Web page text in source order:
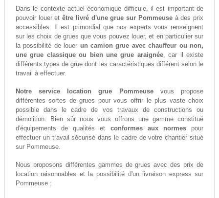
Dans le contexte actuel économique difficule, il est important de
pouvoir louer etêtre livré d'une grue sur Pommeuseà des prix
accessibles. Il est primordial que nos experts vous renseignent
sur les choix de grues que vous pouvez louer, et en particulier sur
la possibilité de louer un camion grue avec chauffeur ou non,
une grue classique ou bien une grue araignée, car il existe
différents types de grue dont les caractéristiques différent selon le
travail à effectuer.
Notre service location grue Pommeusevous propose
différentes sortes de grues pour vous offrir le plus vaste choix
possible dans le cadre de vos travaux de constructions ou
démolition. Bien sûr nous vous offrons une gamme constitué
d'équipements de qualités et conformes aux normespour
effectuer un travail sécurisé dans le cadre de votre chantier situé
sur Pommeuse.
Nous proposons différentes gammes de grues avec des prix de
location raisonnables et la possibilité d'un livraison express sur
Pommeuse :